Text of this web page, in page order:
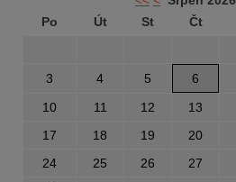
Po
Út St Čt
3
4 5 6
10
11 12 13
17
18 19 20
24
25 26 27